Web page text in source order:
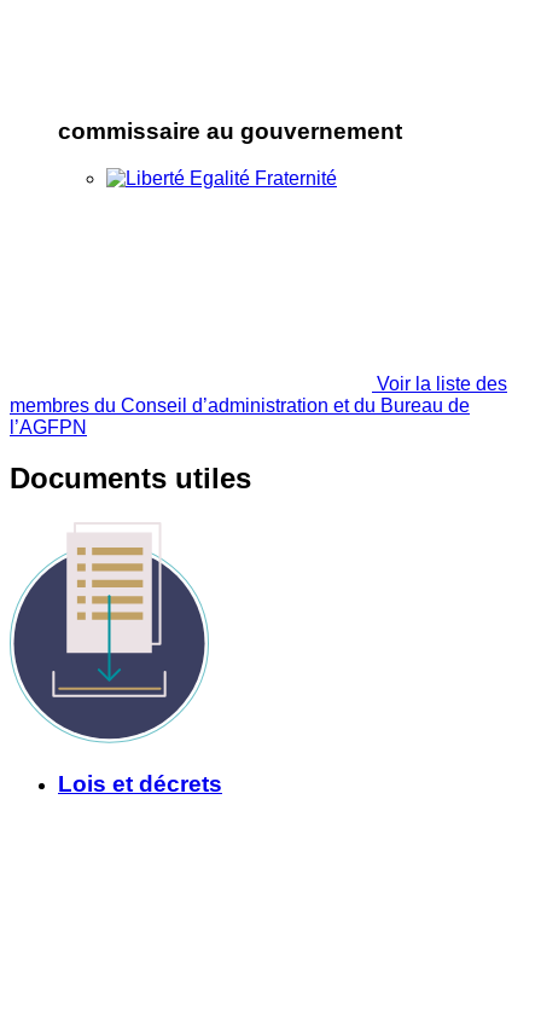
commissaire au gouvernement
Voir la liste des
membres du Conseil d’administration et du Bureau de
l’AGFPN
Documents utiles
Lois et décrets